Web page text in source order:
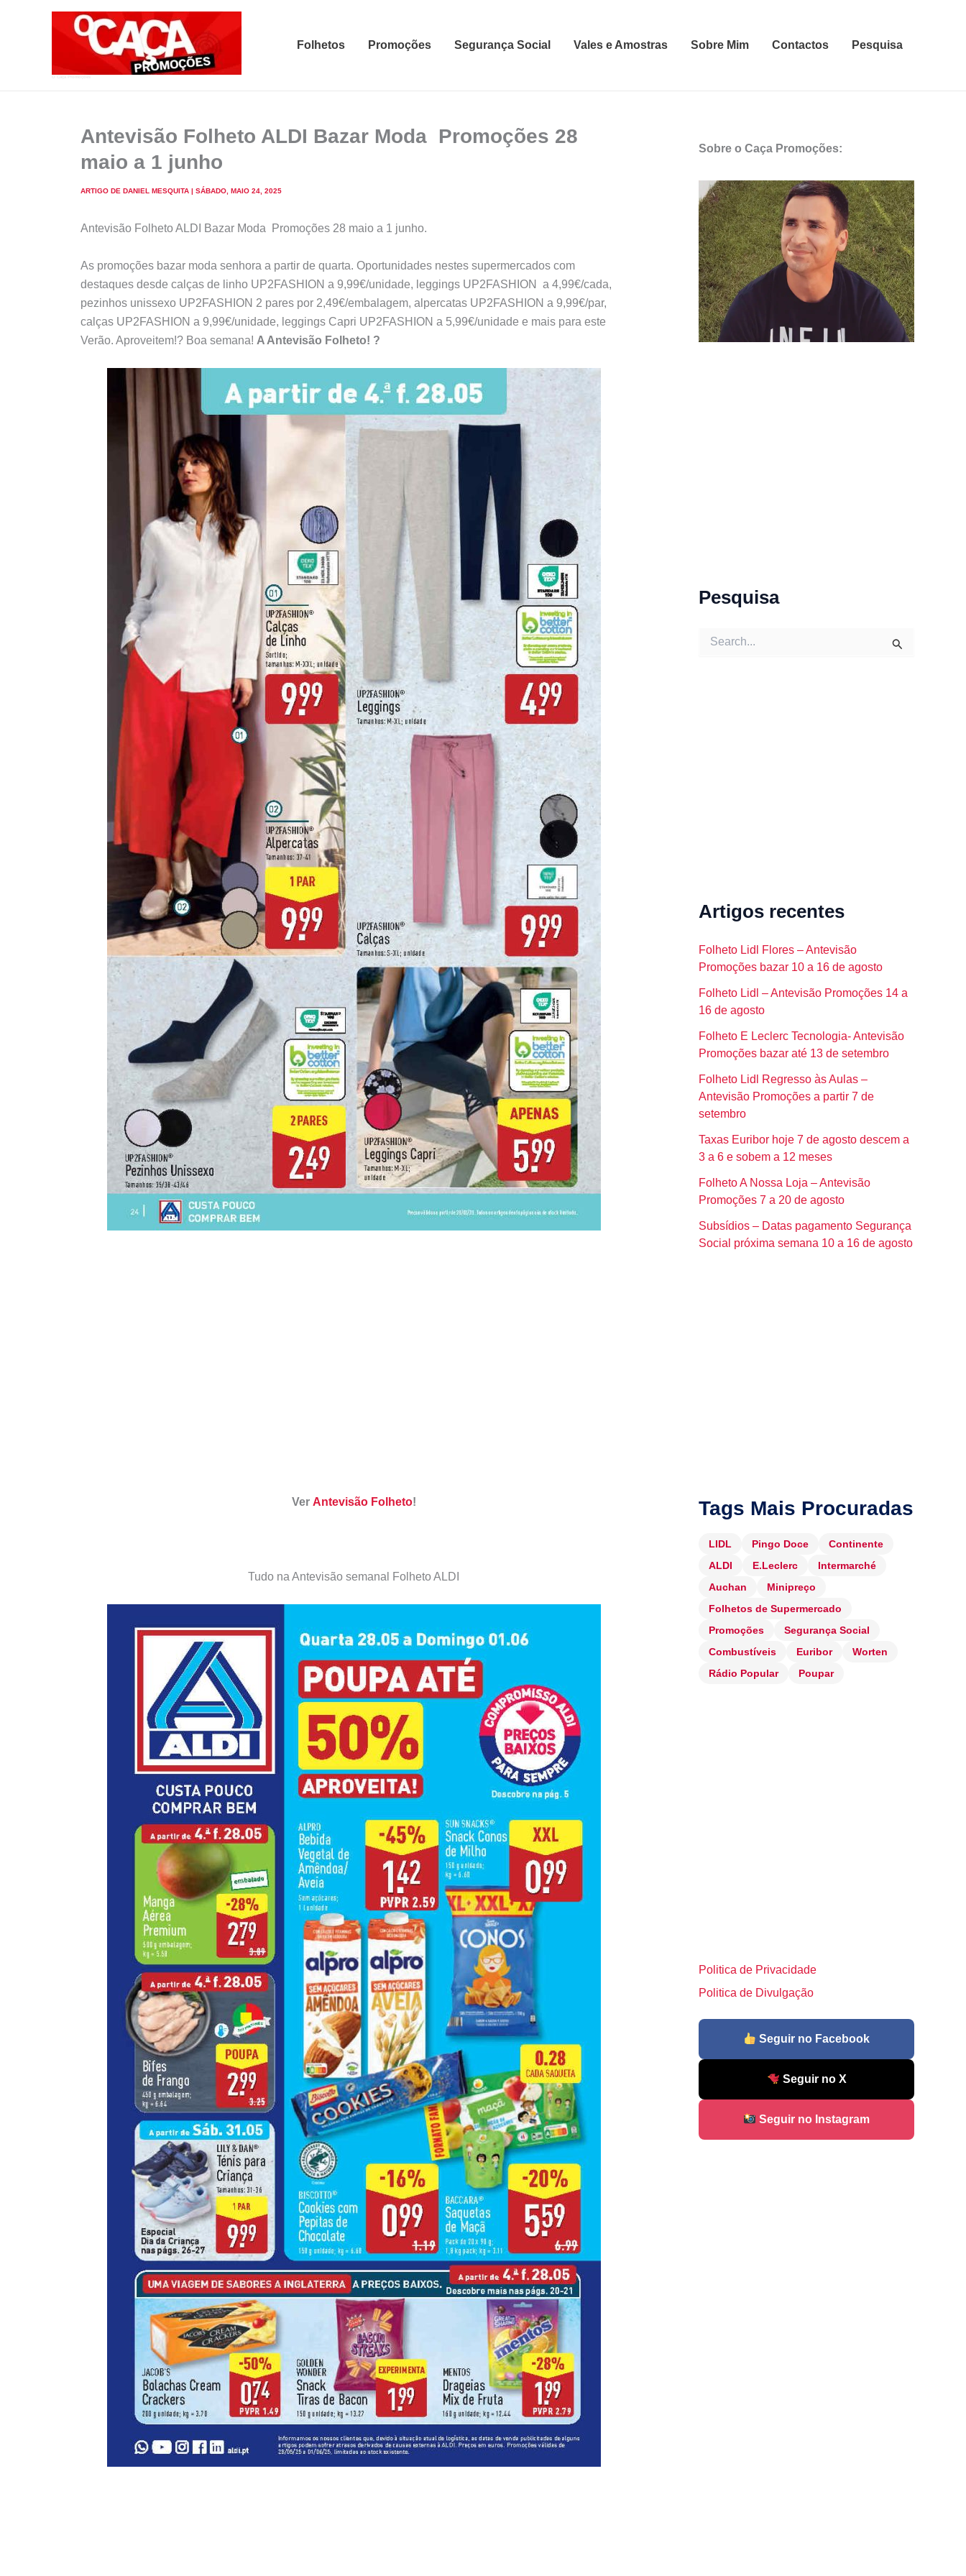
Folhetos Promoções Segurança Social Vales e Amostras Sobre Mim Contactos Pesquisa
Antevisão Folheto ALDI Bazar Moda Promoções 28
maio a 1 junho
ARTIGO DE DANIEL MESQUITA | SÁBADO, MAIO 24, 2025
Antevisão Folheto ALDI Bazar Moda Promoções 28 maio a 1 junho.
As promoções bazar moda senhora a partir de quarta. Oportunidades nestes supermercados com
destaques desde calças de linho UP2FASHION a 9,99€/unidade, leggings UP2FASHION a 4,99€/cada,
pezinhos unissexo UP2FASHION 2 pares por 2,49€/embalagem, alpercatas UP2FASHION a 9,99€/par,
calças UP2FASHION a 9,99€/unidade, leggings Capri UP2FASHION a 5,99€/unidade e mais para este
Verão. Aproveitem!? Boa semana! A Antevisão Folheto! ?
Ver Antevisão Folheto!
Tudo na Antevisão semanal Folheto ALDI
Sobre o Caça Promoções:
Pesquisa
Artigos recentes
Folheto Lidl Flores – Antevisão
Promoções bazar 10 a 16 de agosto
Folheto Lidl – Antevisão Promoções 14 a
16 de agosto
Folheto E Leclerc Tecnologia- Antevisão
Promoções bazar até 13 de setembro
Folheto Lidl Regresso às Aulas –
Antevisão Promoções a partir 7 de
setembro
Taxas Euribor hoje 7 de agosto descem a
3 a 6 e sobem a 12 meses
Folheto A Nossa Loja – Antevisão
Promoções 7 a 20 de agosto
Subsídios – Datas pagamento Segurança
Social próxima semana 10 a 16 de agosto
Tags Mais Procuradas
LIDL Pingo Doce
Continente
ALDI
E.Leclerc
Intermarché
Auchan
Minipreço
Folhetos de Supermercado
Promoções
Segurança Social
Combustíveis
Euribor
Worten
Rádio Popular
Poupar
Politica de Privacidade
Politica de Divulgação
Seguir no Facebook
Seguir no X
Seguir no Instagram